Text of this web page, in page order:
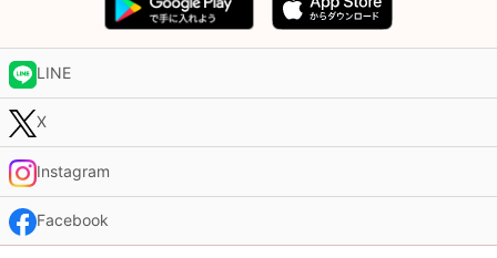
LINE
X
Instagram
Facebook